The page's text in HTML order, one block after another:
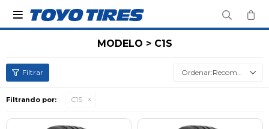

MODELO > C1S
Recomendados
Filtrando por: C1S